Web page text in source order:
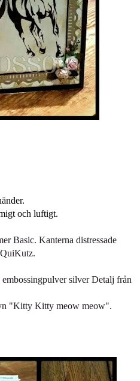
och luftigt.
Basic. Kanterna distressade
silver Detalj från
"Kitty Kitty meow meow".